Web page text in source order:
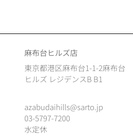
麻布台ヒルズ店
東京都港区麻布台1-1-2麻布台
ヒルズ レジデンスB B1
azabudaihills@sarto.jp
03-5797-7200
水定休